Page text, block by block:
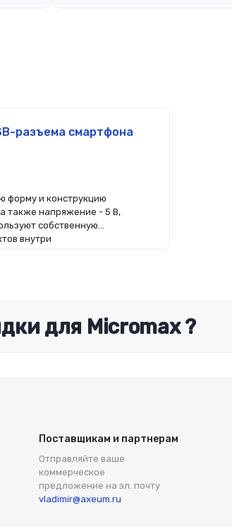
разъема смартфона
форму и конструкцию
также напряжение - 5 В,
собственную
внутри
для Micromax ?
Поставщикам и партнерам
Отправляйте ваше
коммерческое
предложение на эл. почту
vladimir@axeum.ru